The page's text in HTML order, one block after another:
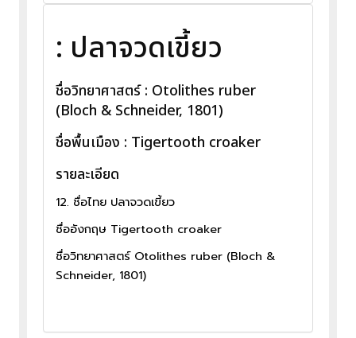
: ปลาจวดเขี้ยว
ชื่อวิทยาศาสตร์ : Otolithes ruber
(Bloch & Schneider, 1801)
ชื่อพื้นเมือง : Tigertooth croaker
รายละเอียด
12. ชื่อไทย ปลาจวดเขี้ยว
ชื่ออังกฤษ Tigertooth croaker
ชื่อวิทยาศาสตร์ Otolithes ruber (Bloch &
Schneider, 1801)